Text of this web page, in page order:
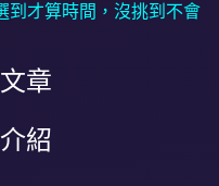
到才算時間，沒挑到不會
章
紹